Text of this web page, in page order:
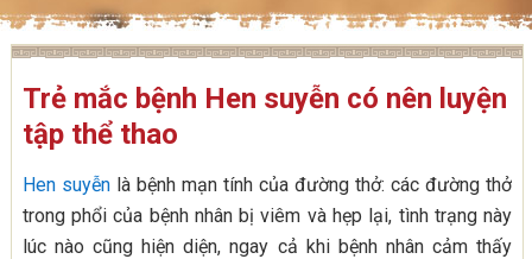
Trẻ mắc bệnh Hen suyễn có nên luyện
tập thể thao
Hen suyễnlà bệnh mạn tính của đường thở: các đường thở
trong phổi của bệnh nhân bị viêm và hẹp lại, tình trạng này
lúc nào cũng hiện diện, ngay cả khi bệnh nhân cảm thấy